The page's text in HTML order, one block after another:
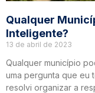
Qualquer
Inteligente?
13 de abril de 2023
Qualquer município
uma pergunta que eu
resolvi organizar a